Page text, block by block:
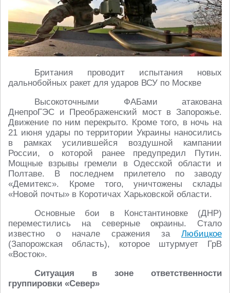
Британия проводит испытания новых
дальнобойных ракет для ударов ВСУ по Москве
Высокоточными ФАБами атакована
ДнепроГЭС и Преображенский мост в Запорожье.
Движение по ним перекрыто. Кроме того, в ночь на
21 июня удары по территории Украины наносились
в рамках усилившейся воздушной кампании
России, о которой ранее предупредил Путин.
Мощные взрывы гремели в Одесской области и
Полтаве. В последнем прилетело по заводу
«Демитекс». Кроме того, уничтожены склады
«Новой почты» в Коротичах Харьковской области.
Основные бои в Константиновке (ДНР)
переместились на северные окраины. Стало
известно о начале сражения за Любицкое
(Запорожская область), которое штурмует ГрВ
«Восток».
Ситуация в зоне ответственности
группировки «Север»